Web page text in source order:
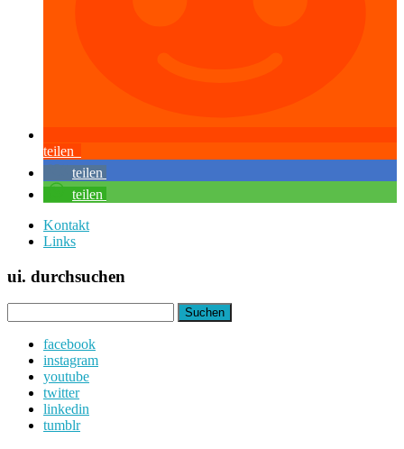
teilen
teilen
teilen
Kontakt
Links
ui. durchsuchen
nach:
facebook
instagram
youtube
twitter
linkedin
tumblr